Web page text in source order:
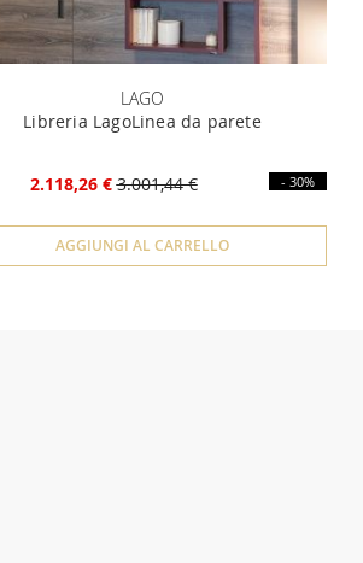
LAGO
Libreria LagoLinea da parete
2.118,26 € 3.001,44 € - 30%
AGGIUNGI AL CARRELLO